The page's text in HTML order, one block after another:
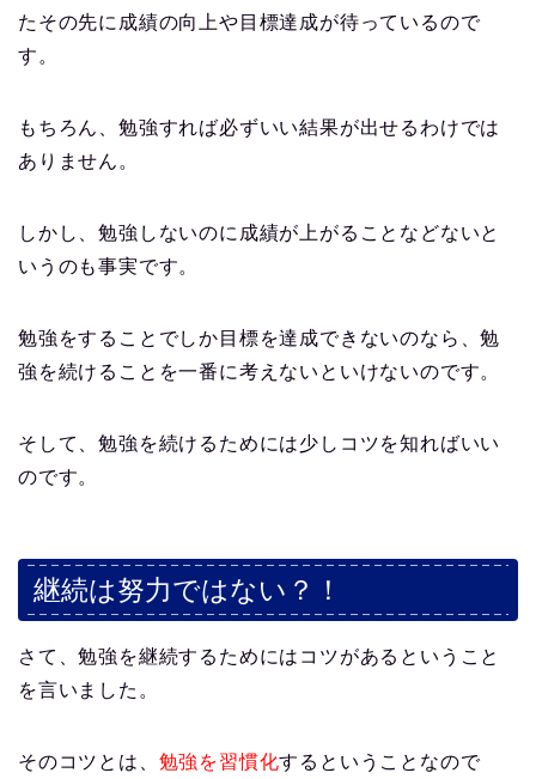
たその先に成績の向上や目標達成が待っているので
す。
もちろん、勉強すれば必ずいい結果が出せるわけでは
ありません。
しかし、勉強しないのに成績が上がることなどないと
いうのも事実です。
勉強をすることでしか目標を達成できないのなら、勉
強を続けることを一番に考えないといけないのです。
そして、勉強を続けるためには少しコツを知ればいい
のです。
継続は努力ではない？！
さて、勉強を継続するためにはコツがあるということ
を言いました。
そのコツとは、 勉強を習慣化するということなので